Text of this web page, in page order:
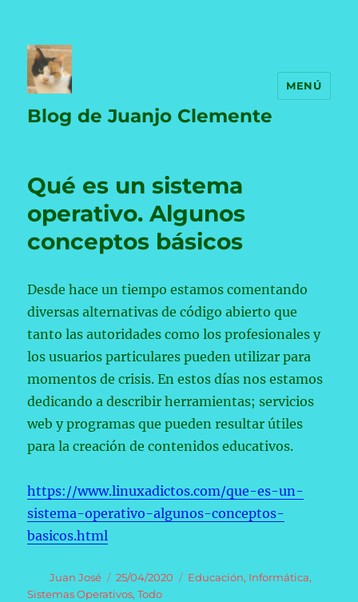
Blog de Juanjo Clemente
MENÚ
Qué es un sistema
operativo. Algunos
conceptos básicos
Desde hace un tiempo estamos comentando
diversas alternativas de código abierto que
tanto las autoridades como los profesionales y
los usuarios particulares pueden utilizar para
momentos de crisis. En estos días nos estamos
dedicando a describir herramientas; servicios
web y programas que pueden resultar útiles
para la creación de contenidos educativos.
https://www.linuxadictos.com/que-es-un-
sistema-operativo-algunos-conceptos-
basicos.html
Autor
Juan José
Publicado
el
25/04/2020 Categorías
Educación, Informática,
Sistemas Operativos,Todo